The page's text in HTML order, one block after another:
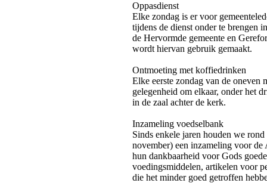
Oppasdienst
Elke zondag is er voor
tijdens de dienst onder te brengen
de Hervormde gemeente en
wordt hiervan gebruik gemaakt.
Ontmoeting met koffiedrinken
Elke eerste zondag van de oneven
gelegenheid om elkaar, onder het
in de zaal achter de kerk.
Inzameling voedselbank
Sinds enkele jaren houden we
november) een inzameling voor de
hun dankbaarheid voor Gods
voedingsmiddelen, artikelen voor
die het minder goed getroffen